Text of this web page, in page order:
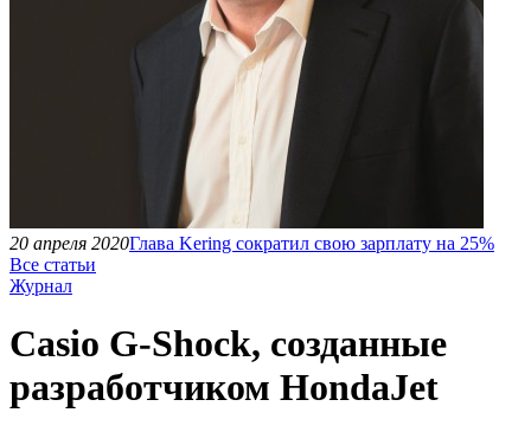
20 апреля 2020Глава Kering сократил свою зарплату на 25%
Все статьи
Журнал
Casio G-Shock, созданные
разработчиком HondaJet